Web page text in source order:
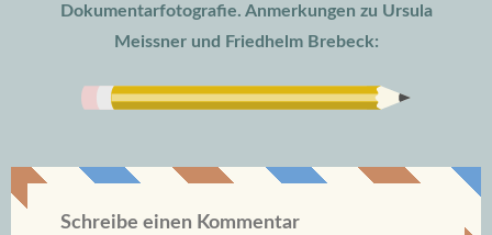
Dokumentarfotografie. Anmerkungen zu Ursula
Meissner und Friedhelm Brebeck:
Schreibe einen Kommentar